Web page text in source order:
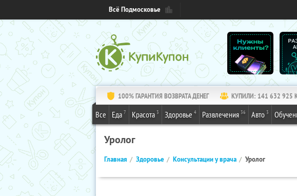
Всё Подмосковье
100% ГАРАНТИЯ ВОЗВРАТА ДЕНЕГ КУПИЛИ: 141 632 925
Все Еда 7 Красота 3 Здоровье 4 Развлечения 36 Авто 3
Уролог
Главная Здоровье Консультации у врача Уролог